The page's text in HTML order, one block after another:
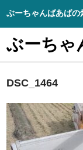
ぶーちゃんばあば
ぶーちゃ
野菜販売
生産野菜の紹介
畑と周辺の様子
DSC_1464